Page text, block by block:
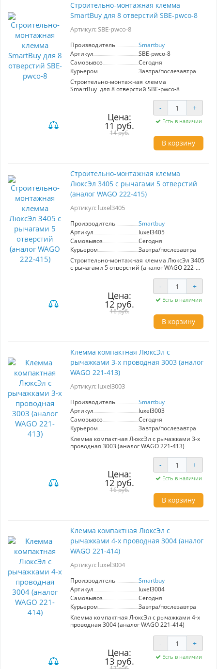
Строительно-монтажная клемма
SmartBuy для 8 отверстий SBE-pwco-8
Артикул: SBE-pwco-8
Производитель
Smartbuy
Артикул
SBE-pwco-8
Самовывоз
Сегодня
Курьером
Завтра/послезавтра
Строительно-монтажная клемма
SmartBuy для 8 отверстий SBE-pwco-8
Цена:
11 руб.
14 руб.
- +
Есть в наличии
В корзину
Cтроительно-монтажная клемма
ЛюксЭл 3405 с рычагами 5 отверстий
(аналог WAGO 222-415)
Артикул: luxel3405
Производитель
Smartbuy
Артикул
luxel3405
Самовывоз
Сегодня
Курьером
Завтра/послезавтра
Cтроительно-монтажная клемма ЛюксЭл 3405
с рычагами 5 отверстий (аналог WAGO 222-
Цена:
12 руб.
16 руб.
- +
Есть в наличии
В корзину
Клемма компактная ЛюксЭл с
рычажками 3-х проводная 3003 (аналог
WAGO 221-413)
Артикул: luxel3003
Производитель
Smartbuy
Артикул
luxel3003
Самовывоз
Сегодня
Курьером
Завтра/послезавтра
Клемма компактная ЛюксЭл с рычажками 3-х
проводная 3003 (аналог WAGO 221-413)
Цена:
12 руб.
16 руб.
- +
Есть в наличии
В корзину
Клемма компактная ЛюксЭл с
рычажками 4-х проводная 3004 (аналог
WAGO 221-414)
Артикул: luxel3004
Производитель
Smartbuy
Артикул
luxel3004
Самовывоз
Сегодня
Курьером
Завтра/послезавтра
Клемма компактная ЛюксЭл с рычажками 4-х
проводная 3004 (аналог WAGO 221-414)
Цена:
13 руб.
- +
Есть в наличии